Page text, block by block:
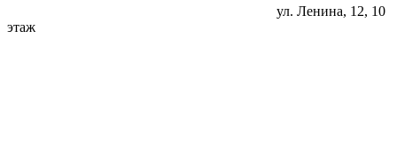
ул. Ленина, 12, 10
этаж